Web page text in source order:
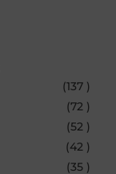
(137 )
(72 )
(52 )
(42 )
(35 )